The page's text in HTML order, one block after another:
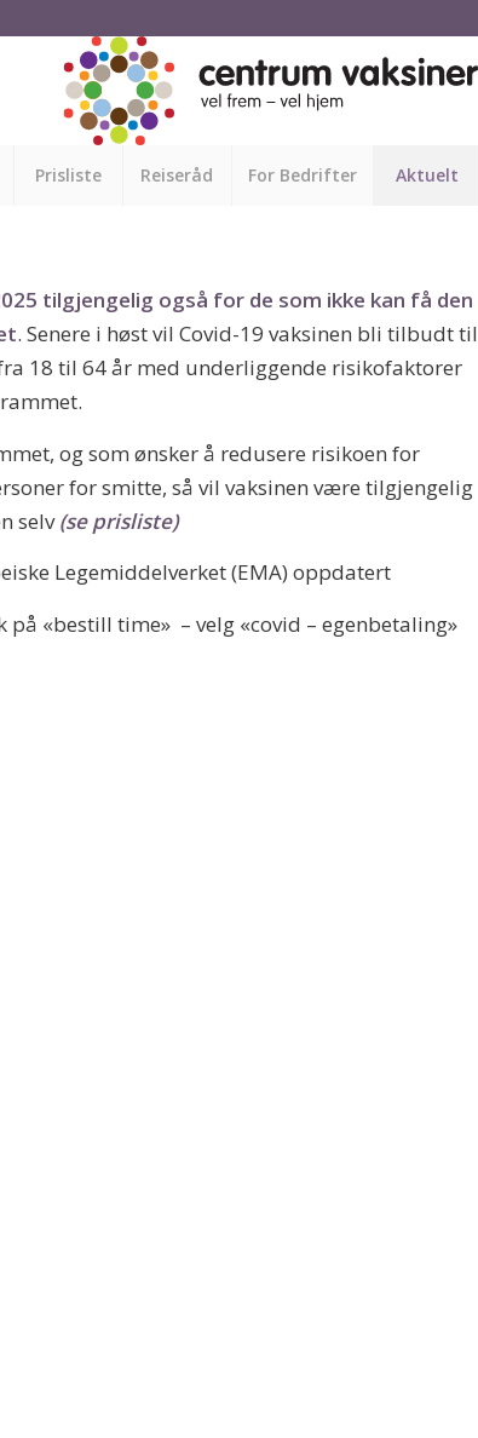
Prisliste Reiseråd For Bedrifter Aktuelt
tilgjengelig også for de som ikke kan få den
. Senere i høst vil Covid-19 vaksinen bli tilbudt til
18 til 64 år med underliggende risikofaktorer
og som ønsker å redusere risikoen for
for smitte, så vil vaksinen være tilgjengelig
selv(se prisliste)
Legemiddelverket (EMA) oppdatert
«bestill time» – velg «covid – egenbetaling»